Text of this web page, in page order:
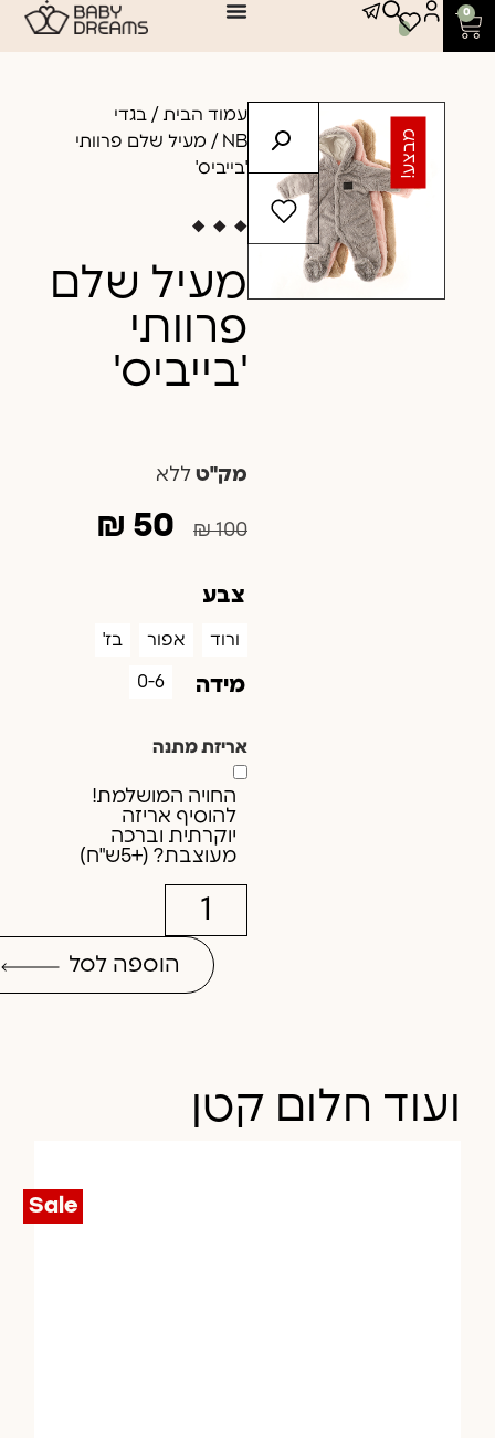
0
מבצע!
עמוד הבית / בגדי
NB / מעיל שלם פרוותי
'בייביס'
מעיל שלם
פרוותי
'בייביס'
מק"ט ללא
₪100
₪ 50
צבע
ורוד אפור בז'
מידה 0-6
אריזת מתנה
החויה המושלמת!
להוסיף אריזה
יוקרתית וברכה
מעוצבת? (+5ש"ח)
הוספה לסל
ועוד חלום קטן
Sale